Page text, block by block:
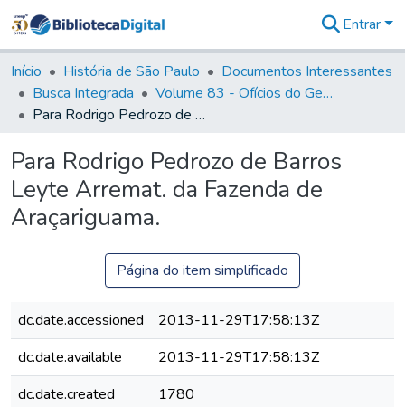
&
Coleções
Tudo na
Biblioteca
Estatísticas
Entrar
Início História de São Paulo
Documentos Interessantes
Busca Integrada
Volume 83 - Ofícios do General Martim Lopes Lobo de Saldanha (Governador da Capitania): 1780- 1782
Para Rodrigo Pedrozo de Barros Leyte Arremat. da Fazenda de Araçariguama.
Para Rodrigo Pedrozo de Barros
Leyte Arremat. da Fazenda de
Araçariguama.
Página do item simplificado
dc.date.accessioned
2013-11-29T17:58:13Z
dc.date.available
2013-11-29T17:58:13Z
dc.date.created
1780